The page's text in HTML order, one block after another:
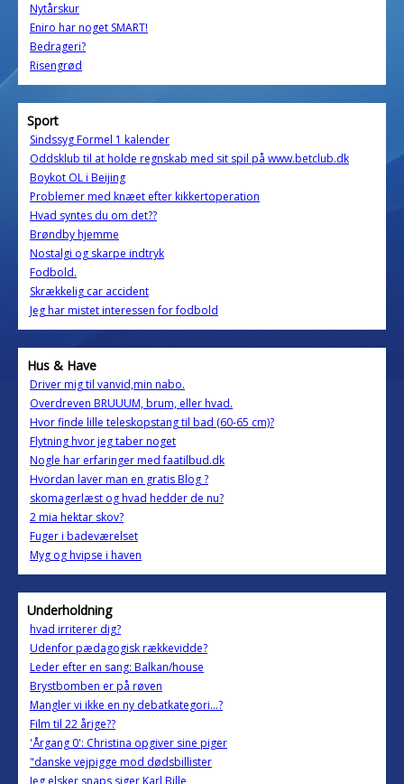
Nytårskur
Eniro har noget SMART!
Bedrageri?
Risengrød
Sport
Sindssyg Formel 1 kalender
Oddsklub til at holde regnskab med sit spil på www.betclub.dk
Boykot OL i Beijing
Problemer med knæet efter kikkertoperation
Hvad syntes du om det??
Brøndby hjemme
Nostalgi og skarpe indtryk
Fodbold.
Skrækkelig car accident
Jeg har mistet interessen for fodbold
Hus & Have
Driver mig til vanvid,min nabo.
Overdreven BRUUUM, brum, eller hvad.
Hvor finde lille teleskopstang til bad (60-65 cm)?
Flytning hvor jeg taber noget
Nogle har erfaringer med faatilbud.dk
Hvordan laver man en gratis Blog ?
skomagerlæst og hvad hedder de nu?
2 mia hektar skov?
Fuger i badeværelset
Myg og hvipse i haven
Underholdning
hvad irriterer dig?
Udenfor pædagogisk rækkevidde?
Leder efter en sang: Balkan/house
Brystbomben er på røven
Mangler vi ikke en ny debatkategori...?
Film til 22 årige??
'Årgang 0': Christina opgiver sine piger
"danske vejpigge mod dødsbillister
Jeg elsker snaps siger Karl Bille